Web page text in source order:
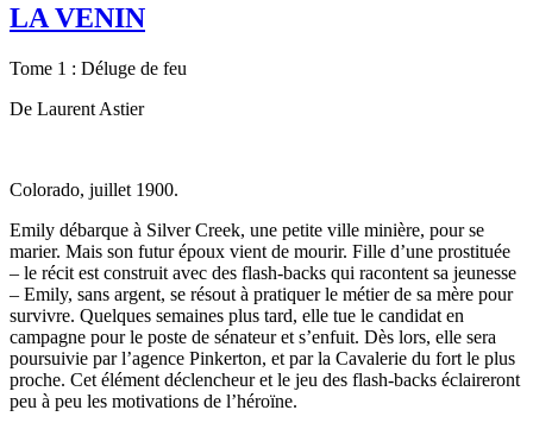
LA VENIN
Tome 1 : Déluge de feu
De Laurent Astier
Colorado, juillet 1900.
Emily débarque à Silver Creek, une petite ville minière, pour se
marier. Mais son futur époux vient de mourir. Fille d’une prostituée
– le récit est construit avec des flash-backs qui racontent sa jeunesse
– Emily, sans argent, se résout à pratiquer le métier de sa mère pour
survivre. Quelques semaines plus tard, elle tue le candidat en
campagne pour le poste de sénateur et s’enfuit. Dès lors, elle sera
poursuivie par l’agence Pinkerton, et par la Cavalerie du fort le plus
proche. Cet élément déclencheur et le jeu des flash-backs éclaireront
peu à peu les motivations de l’héroïne.